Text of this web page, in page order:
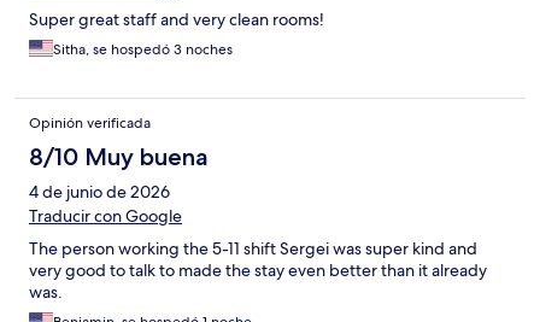
Super great staff and very clean rooms!
Sitha, se hospedó 3 noches
Opinión verificada
8/10 Muy buena
4 de junio de 2026
Traducir con Google
The person working the 5-11 shift Sergei was super kind and
very good to talk to made the stay even better than it already
was.